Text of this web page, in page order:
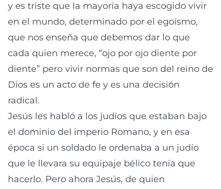
y es triste que la mayoría haya escogido vivir
en el mundo, determinado por el egoísmo,
que nos enseña que debemos dar lo que
cada quien merece, “ojo por ojo diente por
diente” pero vivir normas que son del reino de
Dios es un acto de fe y es una decisión
radical.
Jesús les habló a los judíos que estaban bajo
el dominio del imperio Romano, y en esa
época si un soldado le ordenaba a un judío
que le llevara su equipaje bélico tenía que
hacerlo. Pero ahora Jesús, de quien